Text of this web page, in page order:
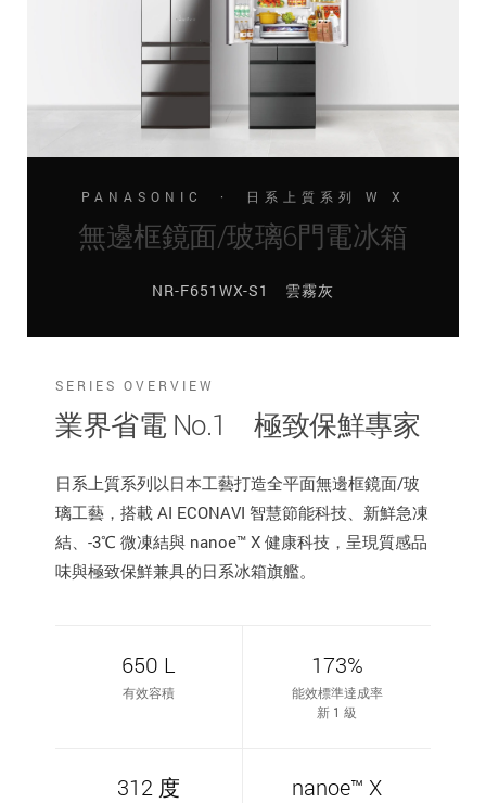
PANASONIC · 日系上質系列 W X
無邊框鏡面/玻璃6門電冰箱
NR-F651WX-S1 雲霧灰
SERIES OVERVIEW
業界省電 No.1 極致保鮮專家
日系上質系列以日本工藝打造全平面無邊框鏡面/玻
璃工藝，搭載 AI ECONAVI 智慧節能科技、新鮮急凍
結、-3℃ 微凍結與 nanoe™ X 健康科技，呈現質感品
味與極致保鮮兼具的日系冰箱旗艦。
650 L
有效容積
173%
能效標準達成率
新 1 級
312 度 nanoe™ X